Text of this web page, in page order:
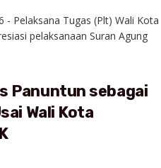
- Pelaksana Tugas (Plt) Wali Kota
pelaksanaan Suran Agung
Panuntun sebagai
Wali Kota